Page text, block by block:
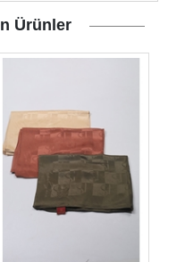
Ürünler